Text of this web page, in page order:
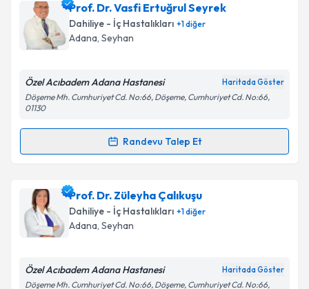
E-posta Adresiniz
Kişisel verilerimin işlenmesine ilişkin
Aydınlatma
Metni'ni okudum ve kişisel verilerimin belirtilen
Takvim Talebini Gönder
Prof. Dr. Vasfi Ertuğrul Seyrek
Dahiliye - İç Hastalıkları +1diğer
Adana, Seyhan
Özel Acıbadem Adana Hastanesi Haritada Göster
Döşeme Mh. Cumhuriyet Cd. No:66, Döşeme, Cumhuriyet Cd. No:66,
01130
Randevu Talep Et
Randevu Takvimi Talebi
Prof. Dr. Vasfi Ertuğrul Seyrekiçin randevu takvimi
talebi oluşturun. Size bu uzmandan randevu almanız
için bir takvim hazırlandığında e-posta ile
bilgilendireceğiz.
Prof. Dr. Züleyha Çalıkuşu
Dahiliye - İç Hastalıkları +1diğer
Adana, Seyhan
Özel Acıbadem Adana Hastanesi Haritada Göster
Döşeme Mh. Cumhuriyet Cd. No:66, Döşeme, Cumhuriyet Cd. No:66,